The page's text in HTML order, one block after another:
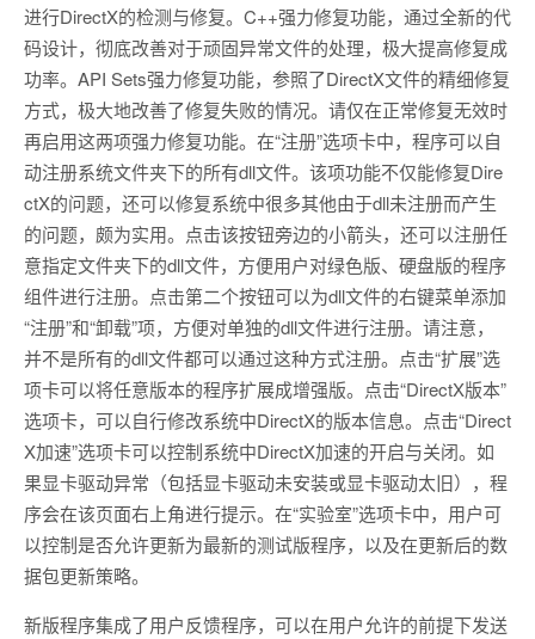
进行DirectX的检测与修复。C++强力修复功能，通过全新的代
码设计，彻底改善对于顽固异常文件的处理，极大提高修复成
功率。API Sets强力修复功能，参照了DirectX文件的精细修复
方式，极大地改善了修复失败的情况。请仅在正常修复无效时
再启用这两项强力修复功能。在“注册”选项卡中，程序可以自
动注册系统文件夹下的所有dll文件。该项功能不仅能修复Dire
ctX的问题，还可以修复系统中很多其他由于dll未注册而产生
的问题，颇为实用。点击该按钮旁边的小箭头，还可以注册任
意指定文件夹下的dll文件，方便用户对绿色版、硬盘版的程序
组件进行注册。点击第二个按钮可以为dll文件的右键菜单添加
“注册”和“卸载”项，方便对单独的dll文件进行注册。请注意，
并不是所有的dll文件都可以通过这种方式注册。点击“扩展”选
项卡可以将任意版本的程序扩展成增强版。点击“DirectX版本”
选项卡，可以自行修改系统中DirectX的版本信息。点击“Direct
X加速”选项卡可以控制系统中DirectX加速的开启与关闭。如
果显卡驱动异常（包括显卡驱动未安装或显卡驱动太旧），程
序会在该页面右上角进行提示。在“实验室”选项卡中，用户可
以控制是否允许更新为最新的测试版程序，以及在更新后的数
据包更新策略。
新版程序集成了用户反馈程序，可以在用户允许的前提下发送